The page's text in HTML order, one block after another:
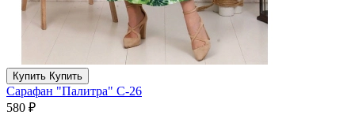
Купить Купить
Сарафан "Палитра" С-26
580 ₽